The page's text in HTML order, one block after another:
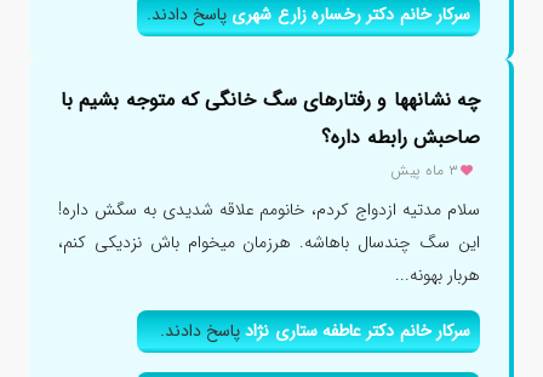
سرکار خانم دکتر رخساره زارع شهریپاسخ دادند.
چه نشانهها و رفتارهای سگ خانگی که متوجه بشیم با
صاحبش رابطه داره؟
۳ ماه پیش
سلام مدتیه ازدواج کردم، خانومم علاقه شدیدی به سگش داره!
این سگ چندسال باهاشه. هرزمان میخوام باش نزدیکی کنم،
هربار بهونه...
سرکار خانم دکتر عاطفه ستاری نژادپاسخ دادند.